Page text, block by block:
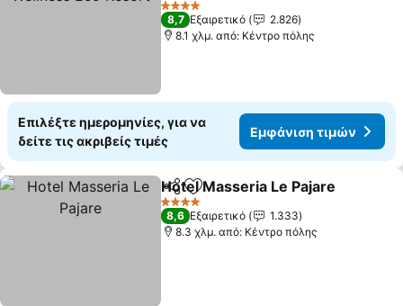
4 Αστέρια
8,7 Εξαιρετικό
2.826
8.1 χλμ. από: Κέντρο πόλης
Επιλέξτε ημερομηνίες, για να
δείτε τις ακριβείς τιμές
Εμφάνιση τιμών
Κοινοποίηση
Προσθήκη στα αγαπημένα
Hotel Masseria Le Pajare
4 Αστέρια
8,6 Εξαιρετικό
1.333
8.3 χλμ. από: Κέντρο πόλης